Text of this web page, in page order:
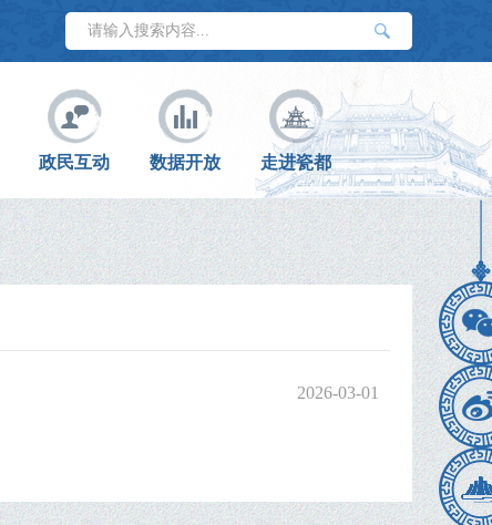
政民互动 数据开放 走进瓷都
2026-03-01